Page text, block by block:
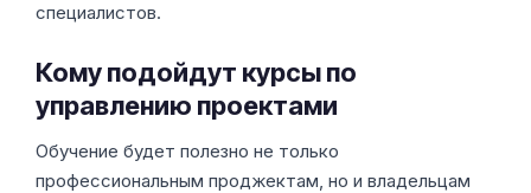
специалистов.
Кому подойдут курсы по
управлению проектами
Обучение будет полезно не только
профессиональным проджектам, но и владельцам